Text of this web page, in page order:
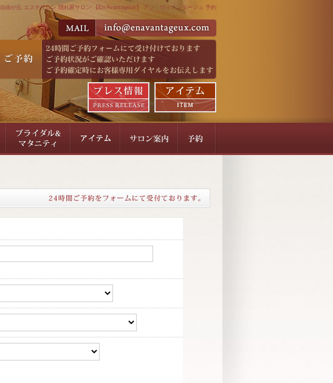
自由が丘 エステサロン 隠れ家サロン 【En Avantageux】 アン ヴィアンタージュ 予約